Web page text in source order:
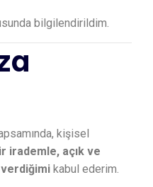
bilgilendirildim.
kişisel
irademle, açık ve
kabul ederim.